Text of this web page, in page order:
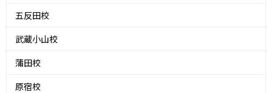
五反田校
武蔵小山校
蒲田校
原宿校